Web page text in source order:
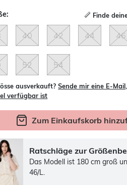
Finde
40 42 44 46
52 54
ausverkauft?Sende mir eine E-
verfügbar ist
Zum Einkaufskorb
Ratschläge zur
Das Modell ist 180 cm groß
46/L.